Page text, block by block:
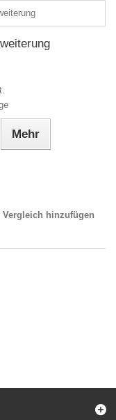
Mehr
Vergleich hinzufügen